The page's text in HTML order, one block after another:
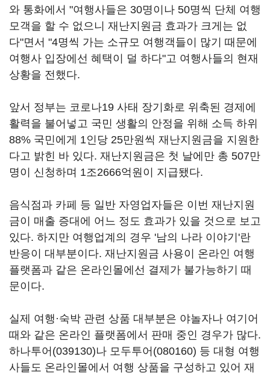
와 통화에서 "여행사들은 30명이나 50명씩 단체 여행
모객을 할 수 없으니 재난지원금 효과가 크게는 없
다"면서 "4명씩 가는 소규모 여행객들이 많기 때문에
여행사 입장에선 혜택이 덜 하다"고 여행사들의 현재
상황을 전했다.
앞서 정부는 코로나19 사태 장기화로 위축된 경제에
활력을 불어넣고 국민 생활의 안정을 위해 소득 하위
88% 국민에게 1인당 25만원씩 재난지원금을 지원한
다고 밝힌 바 있다. 재난지원금은 첫 날에만 총 507만
명이 신청하며 1조2666억원이 지급됐다.
음식점과 카페 등 일반 자영업자들은 이번 재난지원
금이 매출 증대에 어느 정도 효과가 있을 것으로 보고
있다. 하지만 여행업계의 경우 '남의 나라 이야기'란
반응이 대부분이다. 재난지원금 사용이 온라인 여행
플랫폼과 같은 온라인몰에선 결제가 불가능하기 때
문이다.
실제 여행·숙박 관련 상품 대부분은 야놀자나 여기어
때와 같은 온라인 플랫폼에서 판매 중인 경우가 많다.
하나투어(039130)나 모두투어(080160) 등 대형 여행
사들도 온라인몰에서 여행 상품을 구성하고 있어 재